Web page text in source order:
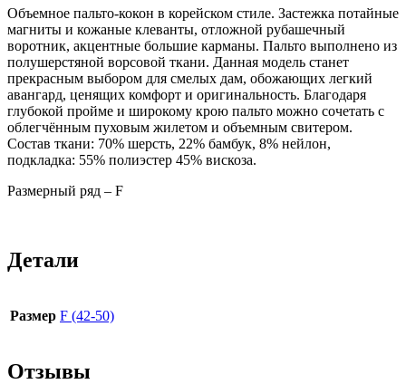
Объемное пальто-кокон в корейском стиле. Застежка потайные
магниты и кожаные клеванты, отложной рубашечный
воротник, акцентные большие карманы. Пальто выполнено из
полушерстяной ворсовой ткани. Данная модель станет
прекрасным выбором для смелых дам, обожающих легкий
авангард, ценящих комфорт и оригинальность. Благодаря
глубокой пройме и широкому крою пальто можно сочетать с
облегчённым пуховым жилетом и объемным свитером.
Состав ткани: 70% шерсть, 22% бамбук, 8% нейлон,
подкладка: 55% полиэстер 45% вискоза.
Размерный ряд – F
Детали
Размер F (42-50)
Отзывы